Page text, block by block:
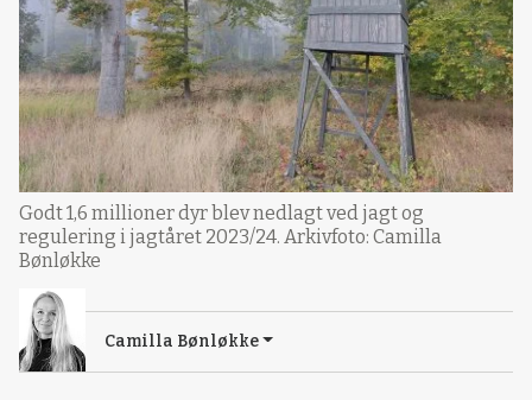
Godt 1,6 millioner dyr blev nedlagt ved jagt og
regulering i jagtåret 2023/24. Arkivfoto: Camilla
Bønløkke
Camilla Bønløkke